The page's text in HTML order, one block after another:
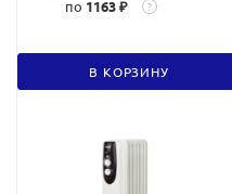
по 1163 ₽ ?
В КОРЗИНУ